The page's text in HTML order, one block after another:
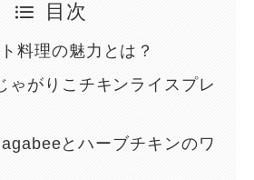
目次
料理の魅力とは？
ゃがりこチキンライスプレ
とハーブチキンのワ